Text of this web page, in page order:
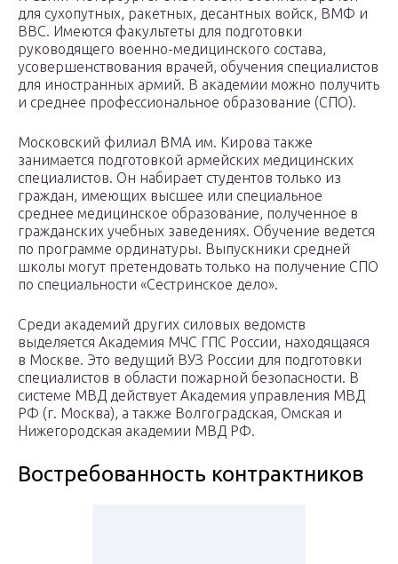
для сухопутных, ракетных, десантных войск, ВМФ и
ВВС. Имеются факультеты для подготовки
руководящего военно-медицинского состава,
усовершенствования врачей, обучения специалистов
для иностранных армий. В академии можно получить
и среднее профессиональное образование (СПО).
Московский филиал ВМА им. Кирова также
занимается подготовкой армейских медицинских
специалистов. Он набирает студентов только из
граждан, имеющих высшее или специальное
среднее медицинское образование, полученное в
гражданских учебных заведениях. Обучение ведется
по программе ординатуры. Выпускники средней
школы могут претендовать только на получение СПО
по специальности «Сестринское дело».
Среди академий других силовых ведомств
выделяется Академия МЧС ГПС России, находящаяся
в Москве. Это ведущий ВУЗ России для подготовки
специалистов в области пожарной безопасности. В
системе МВД действует Академия управления МВД
РФ (г. Москва), а также Волгоградская, Омская и
Нижегородская академии МВД РФ.
Востребованность контрактников